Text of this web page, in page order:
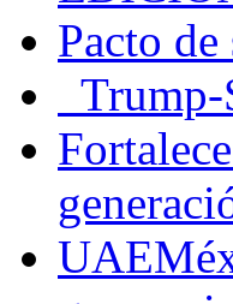
Pacto
Trump-